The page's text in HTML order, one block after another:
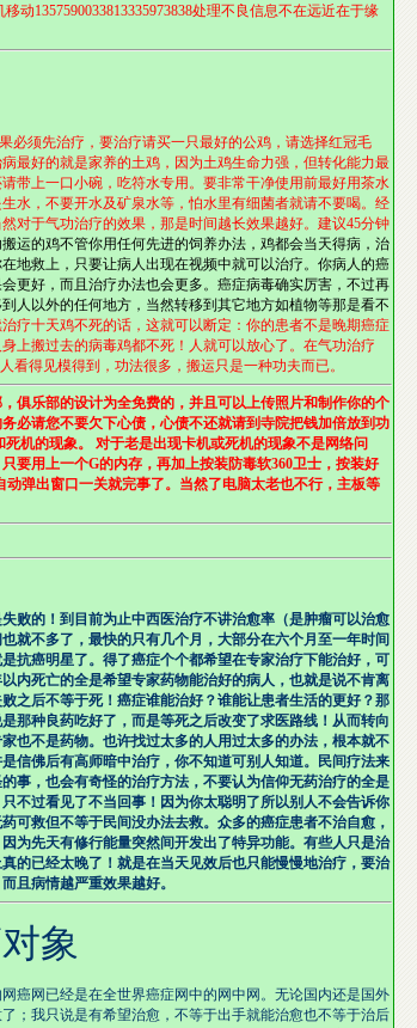
动1357590033813335973838处理不良信息不在远近在于缘
必须先治疗，要治疗请买一只最好的公鸡，请选择红冠毛
最好的就是家养的土鸡，因为土鸡生命力强，但转化能力最
带上一口小碗，吃符水专用。要非常干净使用前最好用茶水
水，不要开水及矿泉水等，怕水里有细菌者就请不要喝。经
对于气功治疗的效果，那是时间越长效果越好。建议45分钟
运的鸡不管你用任何先进的饲养办法，鸡都会当天得病，治
地救上，只要让病人出现在视频中就可以治疗。你病人的癌
更好，而且治疗办法也会更多。癌症病毒确实厉害，不过再
人以外的任何地方，当然转移到其它地方如植物等那是看不
疗十天鸡不死的话，这就可以断定：你的患者不是晚期癌症
上搬过去的病毒鸡都不死！人就可以放心了。在气功治疗
看得见模得到，功法很多，搬运只是一种功夫而已。
俱乐部的设计为全免费的，并且可以上传照片和制作你的个
必请您不要欠下心债，心债不还就请到寺院把钱加倍放到功
机的现象。 对于老是出现卡机或死机的现象不是网络问
要用上一个G的内存，再加上按装防毒软360卫士，按装好
弹出窗口一关就完事了。当然了电脑太老也不行，主板等
败的！到目前为止中西医治疗不讲治愈率（是肿瘤可以治愈
就不多了，最快的只有几个月，大部分在六个月至一年时间
抗癌明星了。得了癌症个个都希望在专家治疗下能治好，可
内死亡的全是希望专家药物能治好的病人，也就是说不肯离
之后不等于死！癌症谁能治好？谁能让患者生活的更好？那
那种良药吃好了，而是等死之后改变了求医路线！从而转向
也不是药物。也许找过太多的人用过太多的办法，根本就不
信佛后有高师暗中治疗，你不知道可别人知道。民间疗法来
事，也会有奇怪的治疗方法，不要认为信仰无药治疗的全是
不过看见了不当回事！因为你太聪明了所以别人不会告诉你
可救但不等于民间没办法去救。众多的癌症患者不治自愈，
为先天有修行能量突然间开发出了特异功能。有些人只是治
的已经太晚了！就是在当天见效后也只能慢慢地治疗，要治
且病情越严重效果越好。
象
癌网已经是在全世界癌症网中的网中网。无论国内还是国外
；我只说是有希望治愈，不等于出手就能治愈也不等于治后